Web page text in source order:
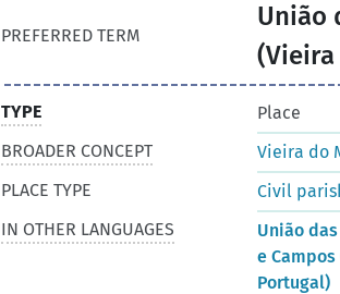
PREFERRED TERM
União
TYPE
Place
BROADER CONCEPT
Vieira do
PLACE TYPE
Civil
IN OTHER LANGUAGES
União
e
Portugal)